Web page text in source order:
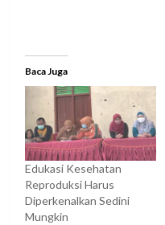
Baca Juga
Edukasi Kesehatan
Reproduksi Harus
Diperkenalkan Sedini
Mungkin